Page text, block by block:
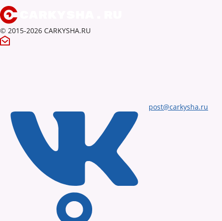
© 2015-2026 CARKYSHA.RU
post@carkysha.ru